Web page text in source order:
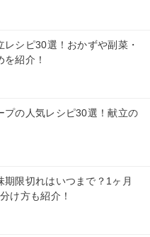
シピ30選！おかずや副菜・
紹介！
プの人気レシピ30選！献立の
期限切れはいつまで？1ヶ月
け方も紹介！